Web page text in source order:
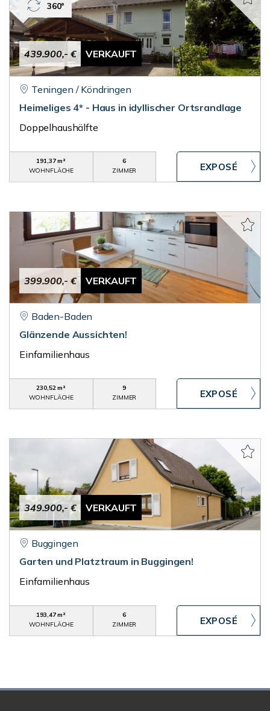
439.900,- € VERKAUFT
360°
Teningen / Köndringen
Heimeliges 4* - Haus in idyllischer Ortsrandlage
Doppelhaushälfte
191,37 m²
WOHNFLÄCHE
6
ZIMMER
399.900,- € VERKAUFT
Baden-Baden
Glänzende Aussichten!
Einfamilienhaus
230,52 m²
WOHNFLÄCHE
9
ZIMMER
349.900,- € VERKAUFT
Buggingen
Garten und Platztraum in Buggingen!
Einfamilienhaus
193,47 m²
WOHNFLÄCHE
6
ZIMMER